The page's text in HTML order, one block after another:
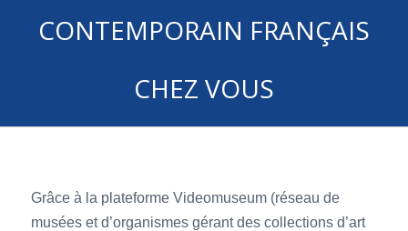
CONTEMPORAIN FRANÇAIS
CHEZ VOUS
Grâce à la plateforme Videomuseum (réseau de
musées et d’organismes gérant des collections d’art